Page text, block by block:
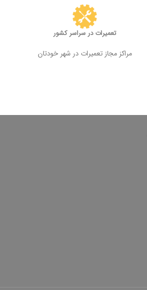
تعمیرات در سراسر کشور
مراکز مجاز تعمیرات در شهر خودتان